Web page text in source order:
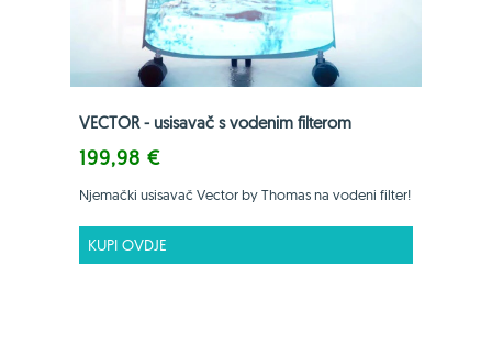
VECTOR - usisavač s vodenim filterom
199,98 €
Njemački usisavač Vector by Thomas na vodeni filter!
KUPI OVDJE